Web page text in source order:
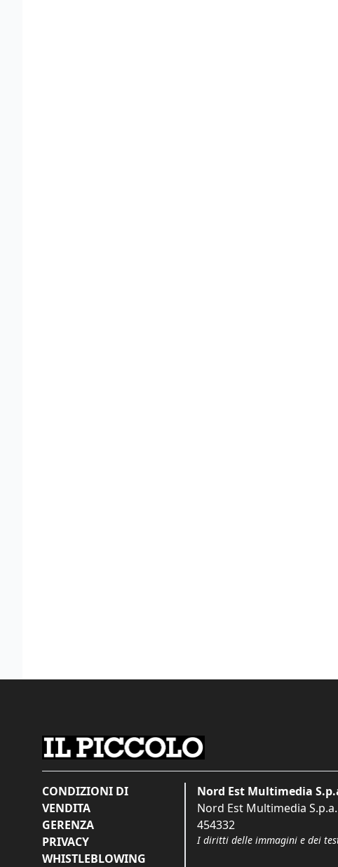
CONDIZIONI DI
VENDITA
GERENZA
PRIVACY
WHISTLEBLOWING
Nord Est Multimedia
Nord Est Multimedia S.p.a.
454332
I diritti delle immagini e dei